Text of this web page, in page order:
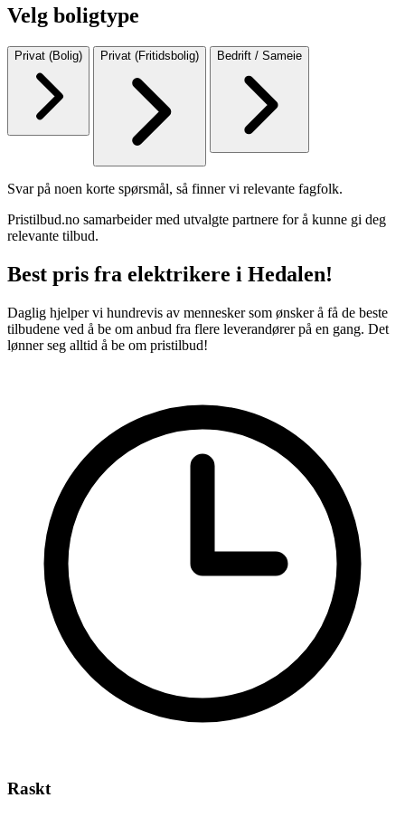
Velg boligtype
Privat (Bolig) Privat (Fritidsbolig) Bedrift / Sameie
Svar på noen korte spørsmål, så finner vi relevante fagfolk.
Pristilbud.no samarbeider med utvalgte partnere for å kunne gi deg
relevante tilbud.
Best pris fra elektrikere i Hedalen!
Daglig hjelper vi hundrevis av mennesker som ønsker å få de beste
tilbudene ved å be om anbud fra flere leverandører på en gang. Det
lønner seg alltid å be om pristilbud!
Raskt